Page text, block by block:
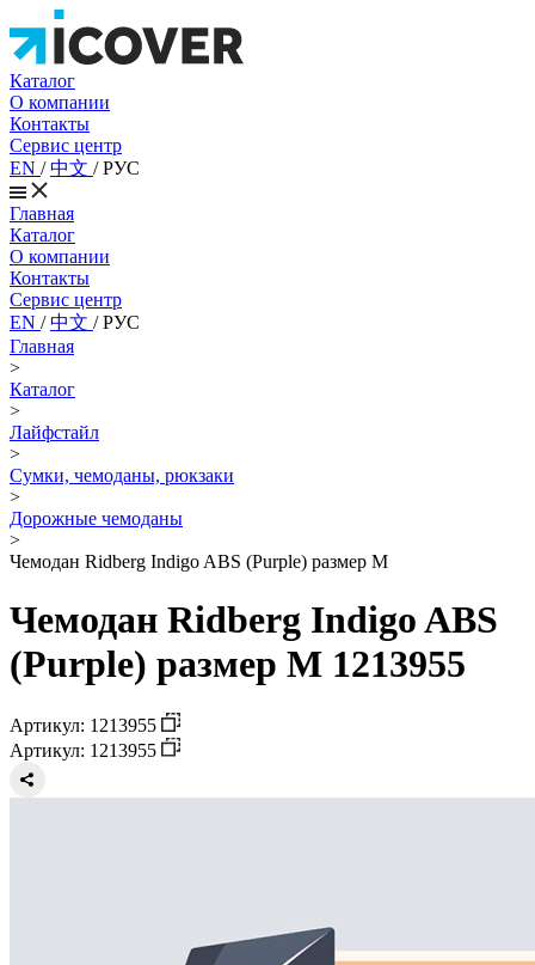
Каталог
О компании
Контакты
Сервис центр
EN /中文 /РУС
Главная
Каталог
О компании
Контакты
Сервис центр
EN /中文 /РУС
Главная
>
Каталог
>
Лайфстайл
>
Сумки, чемоданы, рюкзаки
>
Дорожные чемоданы
>
Чемодан Ridberg Indigo ABS (Purple) размер M
Чемодан Ridberg Indigo ABS
(Purple) размер M 1213955
Артикул: 1213955
Артикул: 1213955